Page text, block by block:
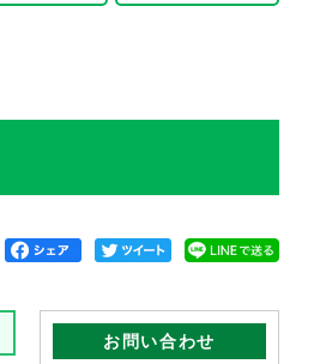
お問い合わせ